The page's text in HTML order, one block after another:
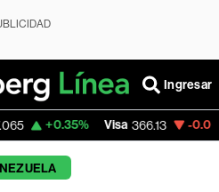
Ingresar
Visa 366.13 -0.04%